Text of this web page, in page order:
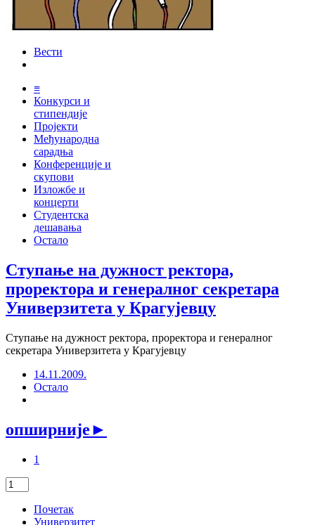
Вести
≡
Конкурси и
стипендије
Пројекти
Међународна
сарадња
Конференције и
скупови
Изложбе и
концерти
Студентска
дешавања
Остало
Ступање на дужност ректора,
проректора и генералног секретара
Универзитета у Крагујевцу
Ступање на дужност ректора, проректора и генералног
секретара Универзитета у Крагујевцу
14.11.2009.
Остало
опширније►
1
Почетак
Универзитет